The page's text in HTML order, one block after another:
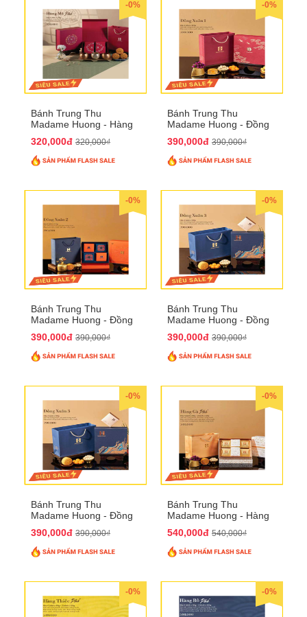
-0%
Bánh Trung Thu
Madame Huong - Hàng
320,000đ 320,000₫
-0%
Bánh Trung Thu
Madame Huong - Đồng
390,000đ 390,000₫
-0%
Bánh Trung Thu
Madame Huong - Đồng
390,000đ 390,000₫
-0%
Bánh Trung Thu
Madame Huong - Đồng
390,000đ 390,000₫
-0%
Bánh Trung Thu
Madame Huong - Đồng
390,000đ 390,000₫
-0%
Bánh Trung Thu
Madame Huong - Hàng
540,000đ 540,000₫
-0% -0%